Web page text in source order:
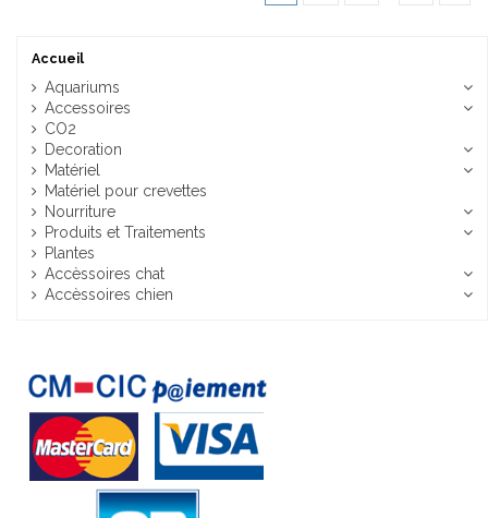
Accueil
Aquariums
Accessoires
CO2
Decoration
Matériel
Matériel pour crevettes
Nourriture
Produits et Traitements
Plantes
Accèssoires chat
Accèssoires chien